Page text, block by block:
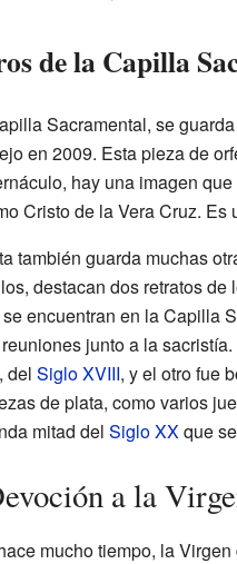
de la Capilla
Sacramental, se
en 2009. Esta pieza de
hay una imagen
Cristo de la Vera Cruz.
también guarda muchas
destacan dos retratos
se encuentran en la Capilla
junto a la
del Siglo XVIII, y el otro fue
de plata, como varios
mitad del Siglo XXque
a la
mucho tiempo, la